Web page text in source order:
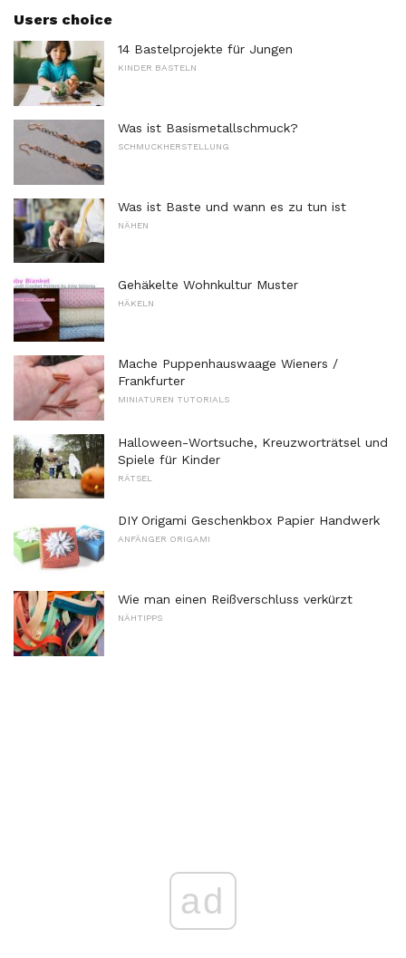
Users choice
14 Bastelprojekte für Jungen
KINDER BASTELN
Was ist Basismetallschmuck?
SCHMUCKHERSTELLUNG
Was ist Baste und wann es zu tun ist
NÄHEN
Gehäkelte Wohnkultur Muster
HÄKELN
Mache Puppenhauswaage Wieners /
Frankfurter
MINIATUREN TUTORIALS
Halloween-Wortsuche, Kreuzworträtsel und
Spiele für Kinder
RÄTSEL
DIY Origami Geschenkbox Papier Handwerk
ANFÄNGER ORIGAMI
Wie man einen Reißverschluss verkürzt
NÄHTIPPS
ad